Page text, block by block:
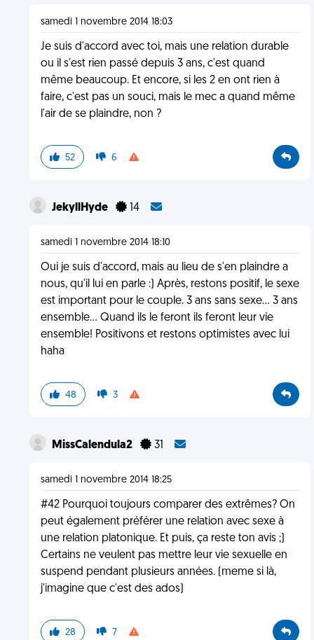
samedi 1 novembre 2014 18:03
Je suis d'accord avec toi, mais une relation durable
ou il s'est rien passé depuis 3 ans, c'est quand
même beaucoup. Et encore, si les 2 en ont rien à
faire, c'est pas un souci, mais le mec a quand même
l'air de se plaindre, non ?
52 6
JekyllHyde 14
samedi 1 novembre 2014 18:10
Oui je suis d'accord, mais au lieu de s'en plaindre a
nous, qu'il lui en parle :) Après, restons positif, le sexe
est important pour le couple. 3 ans sans sexe... 3 ans
ensemble... Quand ils le feront ils feront leur vie
ensemble! Positivons et restons optimistes avec lui
haha
48 3
MissCalendula2 31
samedi 1 novembre 2014 18:25
#42 Pourquoi toujours comparer des extrêmes? On
peut également préférer une relation avec sexe à
une relation platonique. Et puis, ça reste ton avis ;)
Certains ne veulent pas mettre leur vie sexuelle en
suspend pendant plusieurs années. (meme si là,
j'imagine que c'est des ados)
28 7